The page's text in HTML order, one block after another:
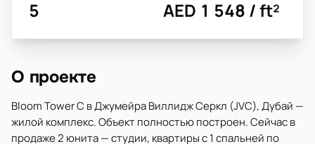
5 AED 1 548 / ft²
О проекте
Bloom Tower C в Джумейра Виллидж Серкл (JVC), Дубай —
жилой комплекс. Объект полностью построен. Сейчас в
продаже 2 юнита — студии, квартиры с 1 спальней по